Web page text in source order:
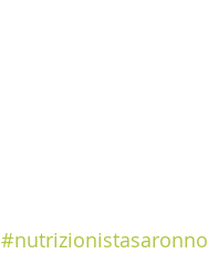
#nutrizionistasaronno